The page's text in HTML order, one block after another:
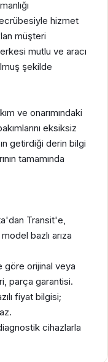
hizmet
müşteri
mutlu ve aracı
şekilde
ve onarımındaki
eksiksiz
getirdiği derin bilgi
tamamında
Transit'e,
bazlı arıza
göre orijinal veya
parça garantisi.
fiyat bilgisi;
cihazlarla